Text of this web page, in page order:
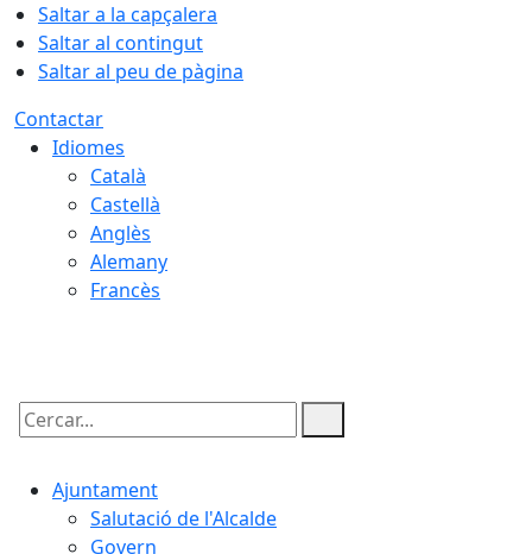
Saltar a la capçalera
Saltar al contingut
Saltar al peu de pàgina
Contactar
Idiomes
Català
Castellà
Anglès
Alemany
Francès
Cercar:
Ajuntament
Salutació de l'Alcalde
Govern